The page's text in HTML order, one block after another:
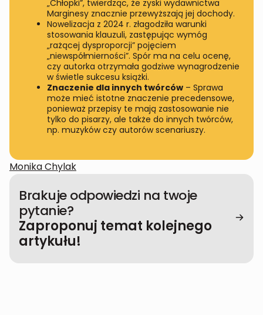
„Chłopki”, twierdząc, że zyski wydawnictwa
Marginesy znacznie przewyższają jej dochody.
Nowelizacja z 2024 r. złagodziła warunki
stosowania klauzuli, zastępując wymóg
„rażącej dysproporcji” pojęciem
„niewspółmierności”. Spór ma na celu ocenę,
czy autorka otrzymała godziwe wynagrodzenie
w świetle sukcesu książki.
Znaczenie dla innych twórców – Sprawa
może mieć istotne znaczenie precedensowe,
ponieważ przepisy te mają zastosowanie nie
tylko do pisarzy, ale także do innych twórców,
np. muzyków czy autorów scenariuszy.
Monika Chylak
Brakuje odpowiedzi na twoje
pytanie?
Zaproponuj temat kolejnego
artykułu!